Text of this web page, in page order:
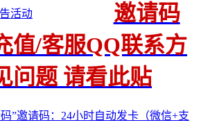
活动
邀请码
值/客服QQ联系方
问题 请看此贴
”邀请码：24小时自动发卡（微信+支